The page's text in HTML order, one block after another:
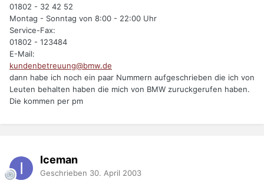
01802 - 32 42 52
Montag - Sonntag von 8:00 - 22:00 Uhr
Service-Fax:
01802 - 123484
E-Mail:
kundenbetreuung@bmw.de
dann habe ich noch ein paar Nummern aufgeschrieben die ich von
Leuten behalten haben die mich von BMW zuruckgerufen haben.
Die kommen per pm
Iceman
Geschrieben 30. April 2003